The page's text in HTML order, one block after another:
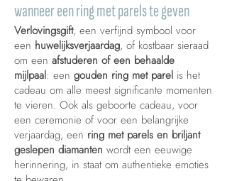
wanneer een ring met parels te geven
Verlovingsgift, een verfijnd symbool voor
een huwelijksverjaardag, of kostbaar sieraad
om een afstuderen of een behaalde
mijlpaal: een gouden ring met parel is het
cadeau om alle meest significante momenten
te vieren. Ook als geboorte cadeau, voor
een ceremonie of voor een belangrijke
verjaardag, een ring met parels en briljant
geslepen diamanten wordt een eeuwige
herinnering, in staat om authentieke emoties